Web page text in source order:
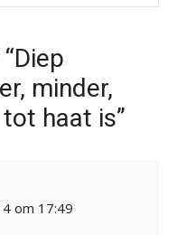
minder,
haat is”
om 17:49